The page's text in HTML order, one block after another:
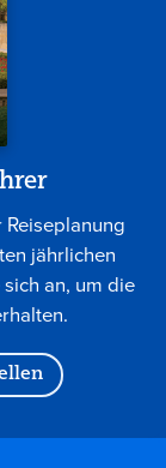
jährlichen
an, um die